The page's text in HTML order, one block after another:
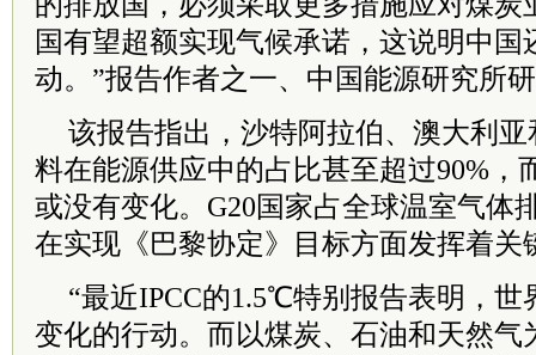
国有望超额实现气候承诺，这说明中国
动。”报告作者之一、中国能源研究所
该报告指出，沙特阿拉伯、澳大利
料在能源供应中的占比甚至超过90%，
或没有变化。G20国家占全球温室气体
在实现《巴黎协定》目标方面发挥着关
“最近IPCC的1.5℃特别报告表明，世
变化的行动。而以煤炭、石油和天然气